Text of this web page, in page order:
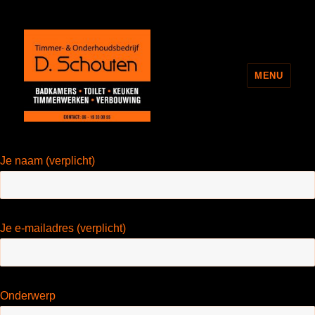
MENU
Je naam (verplicht)
Je e-mailadres (verplicht)
Onderwerp